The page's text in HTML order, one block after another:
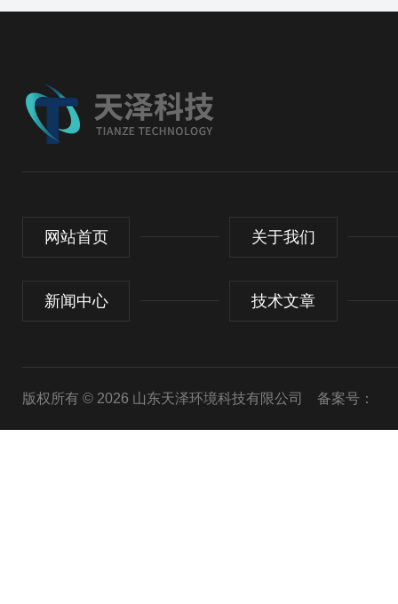
网站首页 关于我们
新闻中心 技术文章
版权所有 © 2026 山东天泽环境科技有限公司 备案号：